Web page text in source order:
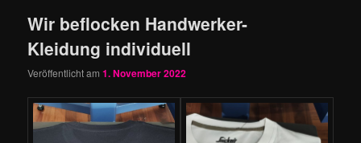
Wir beflocken Handwerker-
Kleidung individuell
Veröffentlicht am1. November 2022